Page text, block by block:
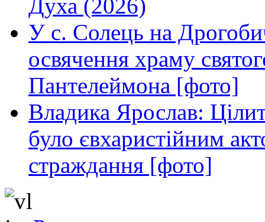
Духа (2026)
У с. Солець на
освячення храму
Пантелеймона [фото]
Владика Ярослав:
було євхаристійним
страждання [фото]